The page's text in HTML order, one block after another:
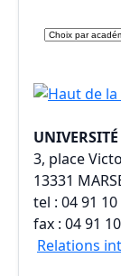
3, place
13331
tel : 04 91
fax : 04 91
Relations